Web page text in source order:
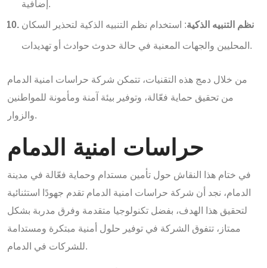
إضافية.
نظم التنبيه الذكية: استخدام نظم التنبيه الذكية لتحذير السكان
المحليين والجهات المعنية في حالة حدوث حوادث أو تهديدات.
من خلال دمج هذه التقنيات، تتمكن شركة حراسات امنية الدمام
من تحقيق حماية فعّالة، وتوفير بيئة آمنة ومأمونة للمواطنين
والزوار.
حراسات امنية الدمام
في ختام هذا النقاش حول تأمين مستدام وحماية فعّالة في مدينة
الدمام، نجد أن شركة حراسات امنية الدمام تقدم جهودًا استثنائية
لتحقيق هذا الهدف، بفضل تكنولوجيا متقدمة وفرق مدربة بشكل
ممتاز، تتفوق الشركة في توفير حلول أمنية مبتكرة ومستدامة
للشركات في الدمام.